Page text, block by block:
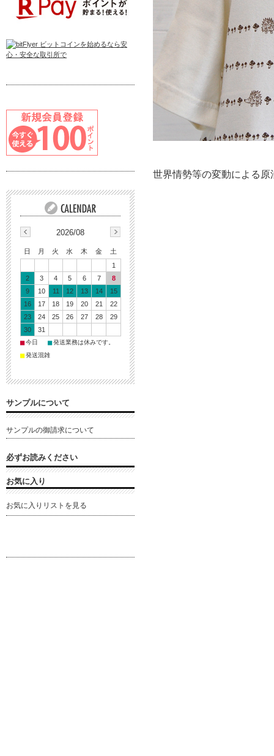
世界情勢等の変動による
2026/08
日 月 火 水 木 金
土
1
2
3 4 5 6 7
8
9
10 11 12 13 14
15
16
17 18 19 20 21
22
23
24 25 26 27 28
29
30
31
■今日 ■発送業務は休みです。
■発送混雑
サンプルについて
サンプルの御請求について
必ずお読みください
お気に入り
お気に入りリストを見る